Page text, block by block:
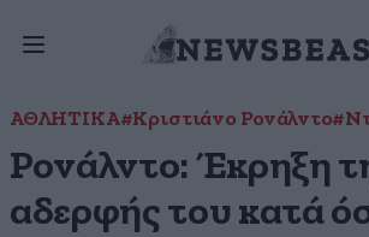
ΑΘΛΗΤΙΚΑ#Κριστιάνο Ρονάλντο
Ρονάλντο: Έκρηξη
αδερφής του κατά